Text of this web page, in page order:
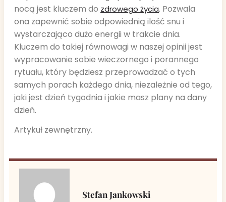
nocą jest kluczem do zdrowego życia. Pozwala
ona zapewnić sobie odpowiednią ilość snu i
wystarczająco dużo energii w trakcie dnia.
Kluczem do takiej równowagi w naszej opinii jest
wypracowanie sobie wieczornego i porannego
rytuału, który będziesz przeprowadzać o tych
samych porach każdego dnia, niezależnie od tego,
jaki jest dzień tygodnia i jakie masz plany na dany
dzień.
Artykuł zewnętrzny.
Stefan Jankowski